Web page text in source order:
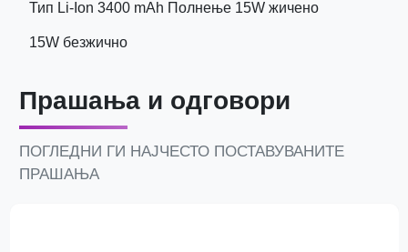
Тип Li-Ion 3400 mAh Полнење 15W жичено
15W безжично
Прашања и одговори
ПОГЛЕДНИ ГИ НАЈЧЕСТО ПОСТАВУВАНИТЕ
ПРАШАЊА